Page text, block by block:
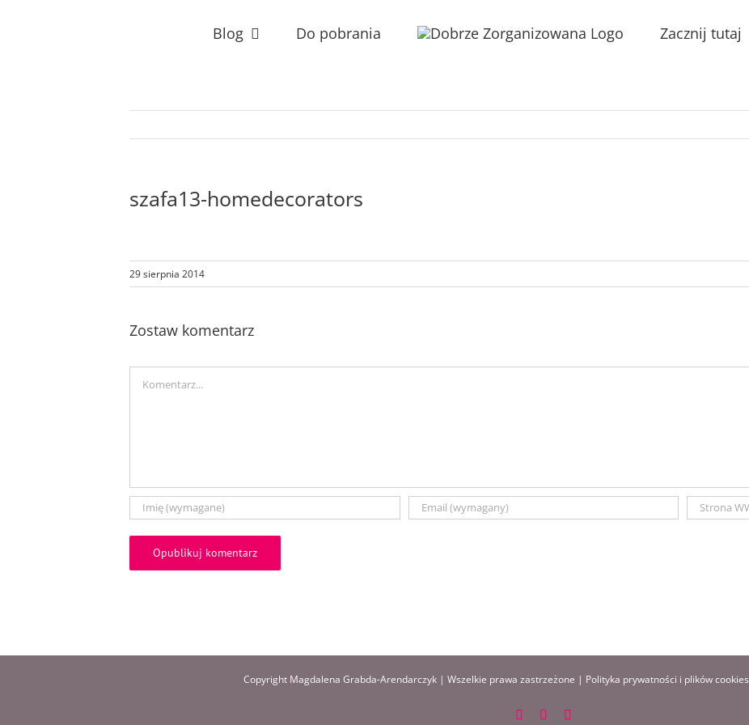
Blog Do pobrania Zacznij tutaj
szafa13-homedecorators
29 sierpnia 2014
Zostaw komentarz
Copyright Magdalena Grabda-Arendarczyk | Wszelkie prawa zastrzeżone | Polityka prywatności i plików cookies
FacebookInstagram